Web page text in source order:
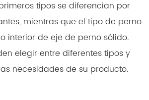
tipos se diferencian por
mientras que el tipo de perno
interior de eje de perno sólido.
elegir entre diferentes tipos y
necesidades de su producto.